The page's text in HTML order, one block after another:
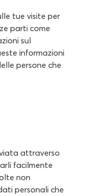
tue visite per
parti come
sul
informazioni
persone che
attraverso
facilmente
non
personali che